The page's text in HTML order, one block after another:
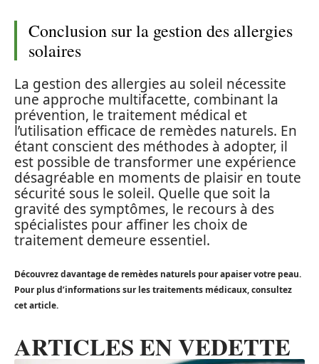
Conclusion sur la gestion des allergies
solaires
La gestion des allergies au soleil nécessite
une approche multifacette, combinant la
prévention, le traitement médical et
l’utilisation efficace de remèdes naturels. En
étant conscient des méthodes à adopter, il
est possible de transformer une expérience
désagréable en moments de plaisir en toute
sécurité sous le soleil. Quelle que soit la
gravité des symptômes, le recours à des
spécialistes pour affiner les choix de
traitement demeure essentiel.
Découvrez davantage de remèdes naturels pour apaiser votre peau.
Pour plus d’informations sur les traitements médicaux, consultez
cet article.
ARTICLES EN VEDETTE